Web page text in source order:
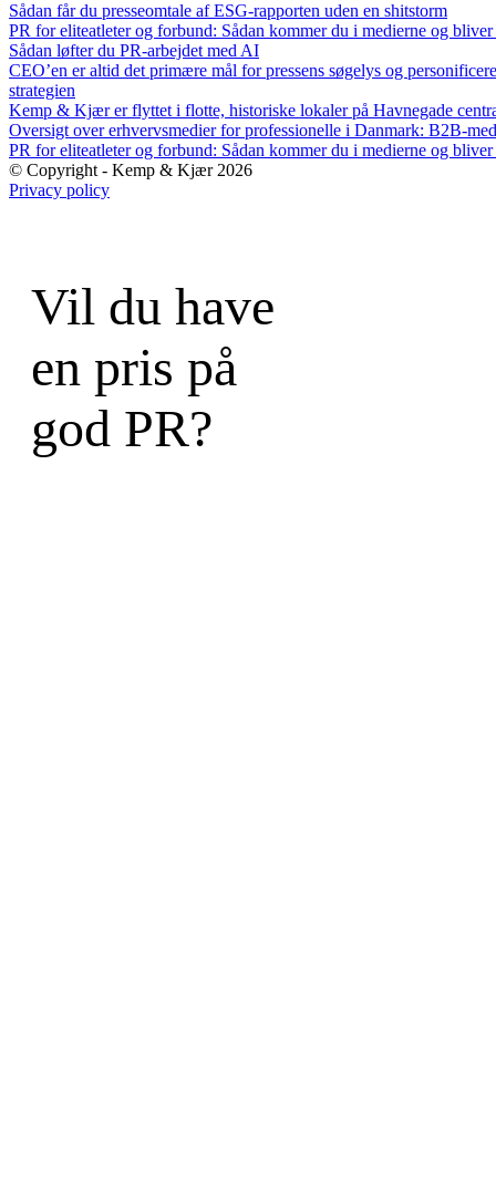
Sådan får du presseomtale af ESG-rapporten uden en shitstorm
PR for eliteatleter og forbund: Sådan kommer du i medierne og bliver
Sådan løfter du PR-arbejdet med AI
CEO’en er altid det primære mål for pressens søgelys og
strategien
Kemp & Kjær er flyttet i flotte, historiske lokaler på Havnegade
Oversigt over erhvervsmedier for professionelle i Danmark: B2B-
PR for eliteatleter og forbund: Sådan kommer du i medierne og bliver
© Copyright - Kemp & Kjær 2026
Privacy policy
Vil du have
en pris på
god PR?